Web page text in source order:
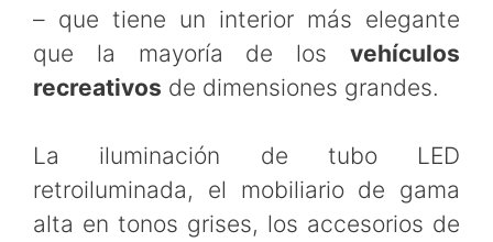
– que tiene un interior más elegante
que la mayoría de los vehículos
recreativos de dimensiones grandes.
La iluminación de tubo LED
retroiluminada, el mobiliario de gama
alta en tonos grises, los accesorios de